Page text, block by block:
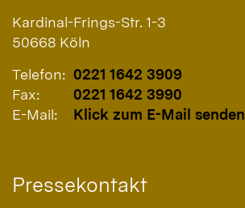
Kardinal-Frings-Str. 1-3
50668 Köln
Telefon: 0221 1642 3909
Fax:
0221 1642 3990
E-Mail:
Klick zum E-Mail senden
Pressekontakt